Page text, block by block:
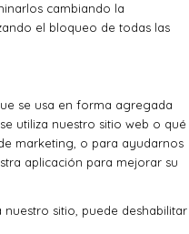
cambiando la
el bloqueo de todas las
se usa en forma agregada
utiliza nuestro sitio web o qué
marketing, o para ayudarnos
aplicación para mejorar su
sitio, puede deshabilitar